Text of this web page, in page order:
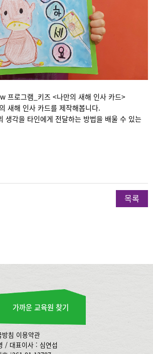
프로그램_키즈 <나만의 새해 인사 카드>
새해 인사 카드를 제작해봅니다.
생각을 타인에게 전달하는 방법을 배울 수 있는
목록
침 이용약관
/ 대표이사 : 심연섭
가까운 교육원 찾기